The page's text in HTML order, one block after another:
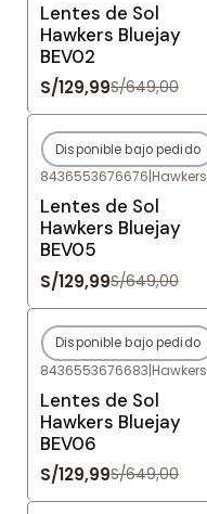
Lentes de Sol
Hawkers Bluejay
BEV02
S/129,99S/649,00
-80%OFF
Agotado
Disponible bajo pedido
8436553676676|Hawkers
Lentes de Sol
Hawkers Bluejay
BEV05
S/129,99S/649,00
-80%OFF
Agotado
Disponible bajo pedido
8436553676683|Hawkers
Lentes de Sol
Hawkers Bluejay
BEV06
S/129,99S/649,00